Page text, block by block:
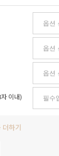
이내)
더하기